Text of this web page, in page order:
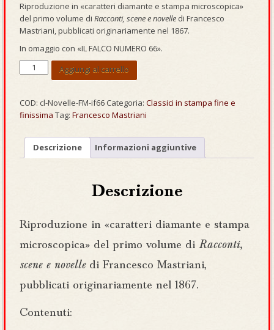
Riproduzione in «caratteri diamante e stampa microscopica»
del primo volume diRacconti, scene e novelle di Francesco
Mastriani, pubblicati originariamente nel 1867.
In omaggio con «IL FALCO NUMERO 66».
classico
«Novelle,
e
racconti
I)»
(2023)
Aggiungi al carrello
COD: cl-Novelle-FM-if66Categoria:Classici in stampa fine e
finissima Tag:Francesco Mastriani
Descrizione Informazioni aggiuntive
Descrizione
Riproduzione in «caratteri diamante e stampa
microscopica» del primo volume diRacconti,
scene e novelledi Francesco Mastriani,
pubblicati originariamente nel 1867.
Contenuti: